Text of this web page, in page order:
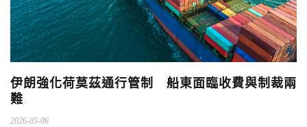
伊朗強化荷莫茲通行管制 船東面臨收費與制裁兩
難
2026-05-06